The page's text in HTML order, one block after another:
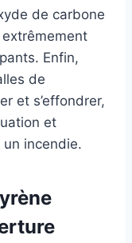
de carbone
Enfin,
de
et s’effondrer,
et
incendie.